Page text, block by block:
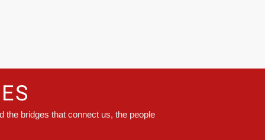
the bridges that connect us, the people